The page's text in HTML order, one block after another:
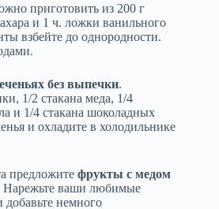
приготовить из 200 г
и 1 ч. ложки ванильного
взбейте до однородности.
без выпечки.
1/2 стакана меда, 1/4
и 1/4 стакана шоколадных
и охладите в холодильнике
предложите фрукты с медом
Нарежьте ваши любимые
немного